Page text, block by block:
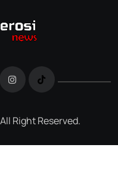
Right Reserved.